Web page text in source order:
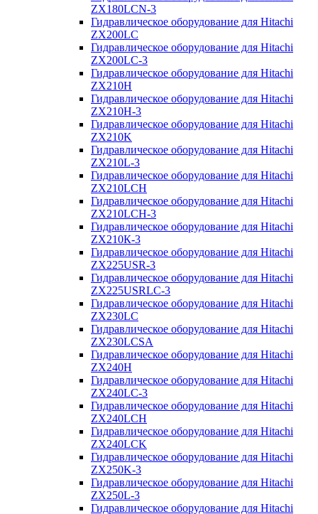
ZX180LCN-3
Гидравлическое оборудование для Hitachi
ZX200LC
Гидравлическое оборудование для Hitachi
ZX200LC-3
Гидравлическое оборудование для Hitachi
ZX210H
Гидравлическое оборудование для Hitachi
ZX210H-3
Гидравлическое оборудование для Hitachi
ZX210K
Гидравлическое оборудование для Hitachi
ZX210L-3
Гидравлическое оборудование для Hitachi
ZX210LCH
Гидравлическое оборудование для Hitachi
ZX210LCH-3
Гидравлическое оборудование для Hitachi
ZX210К-3
Гидравлическое оборудование для Hitachi
ZX225USR-3
Гидравлическое оборудование для Hitachi
ZX225USRLC-3
Гидравлическое оборудование для Hitachi
ZX230LC
Гидравлическое оборудование для Hitachi
ZX230LCSA
Гидравлическое оборудование для Hitachi
ZX240H
Гидравлическое оборудование для Hitachi
ZX240LC-3
Гидравлическое оборудование для Hitachi
ZX240LCH
Гидравлическое оборудование для Hitachi
ZX240LCK
Гидравлическое оборудование для Hitachi
ZX250K-3
Гидравлическое оборудование для Hitachi
ZX250L-3
Гидравлическое оборудование для Hitachi